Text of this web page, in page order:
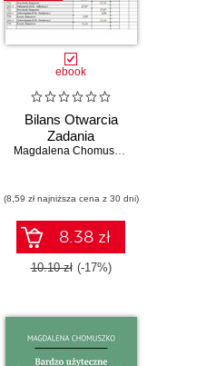
ebook
Bilans Otwarcia
Zadania
Magdalena Chomuszko
(8,59 zł najniższa cena z 30 dni)
8.38 zł
10.10 zł (-17%)